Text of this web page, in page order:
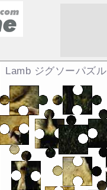
Lamb ジグソーパズル